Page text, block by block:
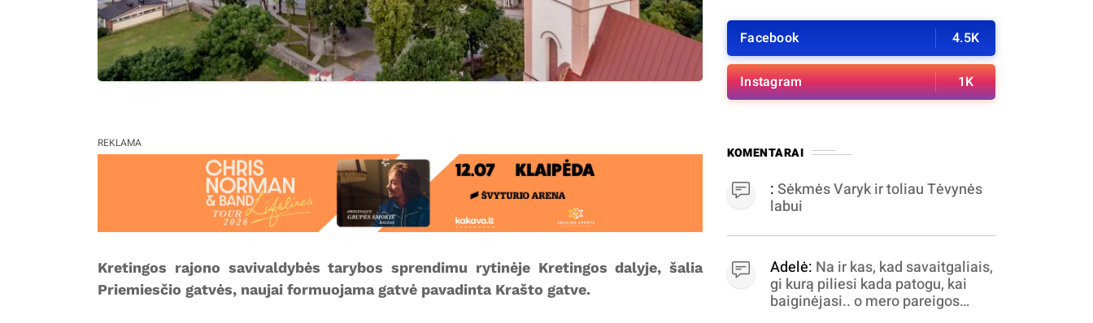
REKLAMA
Kretingos rajono savivaldybės tarybos sprendimu rytinėje Kretingos dalyje, šalia
Priemiesčio gatvės, naujai formuojama gatvė pavadinta Krašto gatve.
Facebook 4.5K
Instagram 1K
KOMENTARAI
:Sėkmės Varyk ir toliau Tėvynės
labui
Adelė: Na ir kas, kad savaitgaliais,
gi kurą piliesi kada patogu, kai
baiginėjasi.. o mero pareigos